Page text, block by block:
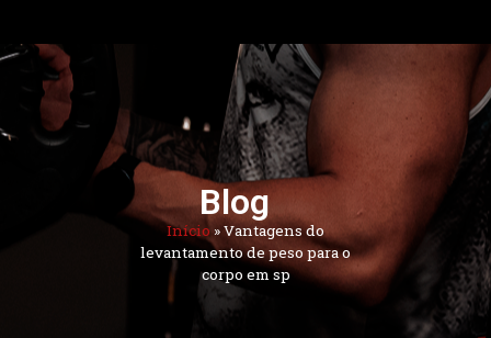
Blog
Início»Vantagens do
levantamento de peso para o
corpo em sp